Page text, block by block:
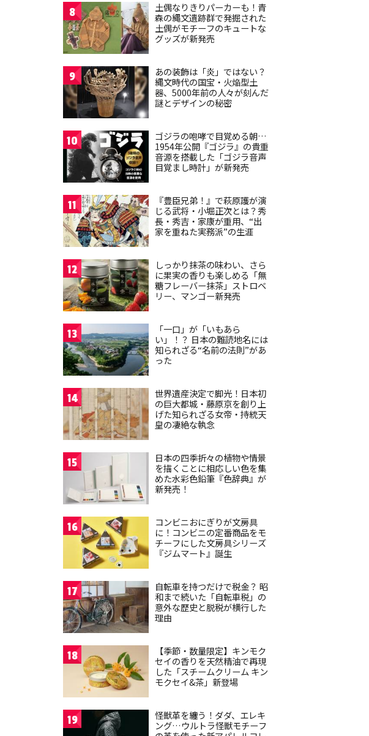
8
土偶なりきりパーカーも！青
森の縄文遺跡群で発掘された
土偶がモチーフのキュートな
グッズが新発売
9
あの装飾は「炎」ではない？
縄文時代の国宝・火焔型土
器、5000年前の人々が刻んだ
謎とデザインの秘密
10
ゴジラの咆哮で目覚める朝…
1954年公開『ゴジラ』の貴重
音源を搭載した「ゴジラ音声
目覚まし時計」が新発売
11
『豊臣兄弟！』で萩原護が演
じる武将・小堀正次とは？秀
長・秀吉・家康が重用、“出
家を重ねた実務派”の生涯
12
しっかり抹茶の味わい、さら
に果実の香りも楽しめる「無
糖フレーバー抹茶」ストロベ
リー、マンゴー新発売
13
「一口」が「いもあら
い」！？ 日本の難読地名には
知られざる“名前の法則”があ
った
14
世界遺産決定で脚光！日本初
の巨大都城・藤原京を創り上
げた知られざる女帝・持統天
皇の凄絶な執念
15
日本の四季折々の植物や情景
を描くことに相応しい色を集
めた水彩色鉛筆『色辞典』が
新発売！
16
コンビニおにぎりが文房具
に！コンビニの定番商品をモ
チーフにした文房具シリーズ
『ジムマート』誕生
17
自転車を持つだけで税金？ 昭
和まで続いた「自転車税」の
意外な歴史と脱税が横行した
理由
18
【季節・数量限定】キンモク
セイの香りを天然精油で再現
した「スチームクリーム キン
モクセイ&茶」新登場
19
怪獣革を纏う！ダダ、エレキ
ング…ウルトラ怪獣モチーフ